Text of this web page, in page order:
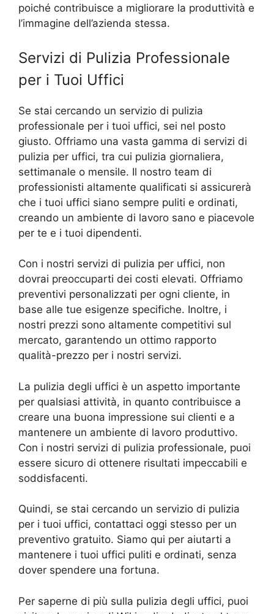
poiché contribuisce a migliorare la produttività e
l’immagine dell’azienda stessa.
Servizi di Pulizia Professionale
per i Tuoi Uffici
Se stai cercando un servizio di pulizia
professionale per i tuoi uffici, sei nel posto
giusto. Offriamo una vasta gamma di servizi di
pulizia per uffici, tra cui pulizia giornaliera,
settimanale o mensile. Il nostro team di
professionisti altamente qualificati si assicurerà
che i tuoi uffici siano sempre puliti e ordinati,
creando un ambiente di lavoro sano e piacevole
per te e i tuoi dipendenti.
Con i nostri servizi di pulizia per uffici, non
dovrai preoccuparti dei costi elevati. Offriamo
preventivi personalizzati per ogni cliente, in
base alle tue esigenze specifiche. Inoltre, i
nostri prezzi sono altamente competitivi sul
mercato, garantendo un ottimo rapporto
qualità-prezzo per i nostri servizi.
La pulizia degli uffici è un aspetto importante
per qualsiasi attività, in quanto contribuisce a
creare una buona impressione sui clienti e a
mantenere un ambiente di lavoro produttivo.
Con i nostri servizi di pulizia professionale, puoi
essere sicuro di ottenere risultati impeccabili e
soddisfacenti.
Quindi, se stai cercando un servizio di pulizia
per i tuoi uffici, contattaci oggi stesso per un
preventivo gratuito. Siamo qui per aiutarti a
mantenere i tuoi uffici puliti e ordinati, senza
dover spendere una fortuna.
Per saperne di più sulla pulizia degli uffici, puoi